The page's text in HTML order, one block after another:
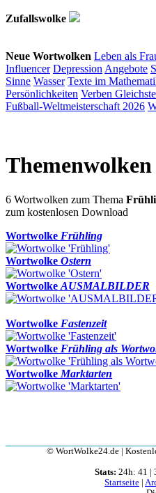
Zufallswolke
Neue Wortwolken Leben als
Influencer Depression Angebote
Sinne Wasser Texte im
Persönlichkeiten Verben
Fußball-Weltmeisterschaft 2026
Themenwolken
6 Wortwolken zum Thema
zum kostenlosen Download
Wortwolke Frühling
Wortwolke Ostern
Wortwolke AUSMALBILDER
Wortwolke Fastenzeit
Wortwolke Frühling als
Wortwolke Marktarten
© WortWolke24.de |
Stats: 24h: 41 |
Startseite |